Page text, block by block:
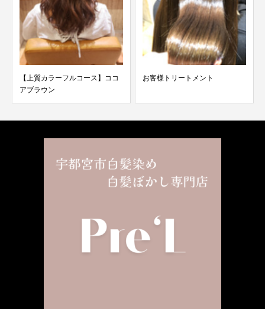
【上質カラーフルコース】ココ
アブラウン
お客様トリートメント